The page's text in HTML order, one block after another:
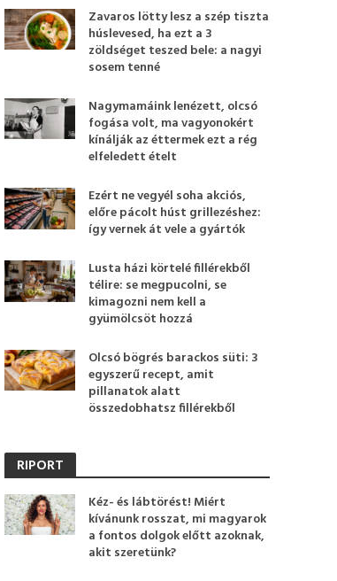
Zavaros lötty lesz a szép tiszta
húslevesed, ha ezt a 3
zöldséget teszed bele: a nagyi
sosem tenné
Nagymamáink lenézett, olcsó
fogása volt, ma vagyonokért
kínálják az éttermek ezt a rég
elfeledett ételt
Ezért ne vegyél soha akciós,
előre pácolt húst grillezéshez:
így vernek át vele a gyártók
Lusta házi körtelé fillérekből
télire: se megpucolni, se
kimagozni nem kell a
gyümölcsöt hozzá
Olcsó bögrés barackos süti: 3
egyszerű recept, amit
pillanatok alatt
összedobhatsz fillérekből
RIPORT
Kéz- és lábtörést! Miért
kívánunk rosszat, mi magyarok
a fontos dolgok előtt azoknak,
akit szeretünk?